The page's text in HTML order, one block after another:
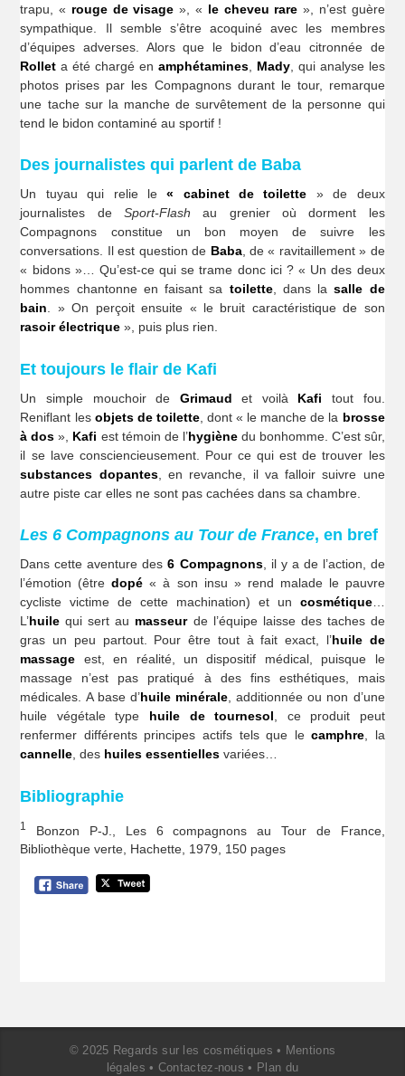
trapu, « rouge de visage », « le cheveu rare », n’est guère
sympathique. Il semble s’être acoquiné avec les membres
d’équipes adverses. Alors que le bidon d’eau citronnée de
Rollet a été chargé en amphétamines, Mady, qui analyse les
photos prises par les Compagnons durant le tour, remarque
une tache sur la manche de survêtement de la personne qui
tend le bidon contaminé au sportif !
Des journalistes qui parlent de Baba
Un tuyau qui relie le« cabinet de toilette » de deux
journalistes deSport-Flash au grenier où dorment les
Compagnons constitue un bon moyen de suivre les
conversations. Il est question de Baba, de « ravitaillement » de
« bidons »… Qu’est-ce qui se trame donc ici ? « Un des deux
hommes chantonne en faisant sa toilette, dans lasalle de
bain. » On perçoit ensuite « le bruit caractéristique de son
rasoir électrique », puis plus rien.
Et toujours le flair de Kafi
Un simple mouchoir de Grimaud et voilà Kafi tout fou.
Reniflant les objets de toilette, dont « le manche de la brosse
à dos », Kafi est témoin de l’hygiènedu bonhomme. C’est sûr,
il se lave consciencieusement. Pour ce qui est de trouver les
substances dopantes, en revanche, il va falloir suivre une
autre piste car elles ne sont pas cachées dans sa chambre.
Les 6 Compagnons au Tour de France, en bref
Dans cette aventure des6 Compagnons, il y a de l’action, de
l’émotion (êtredopé « à son insu » rend malade le pauvre
cycliste victime de cette machination) et un cosmétique…
L’huile qui sert au masseur de l’équipe laisse des taches de
gras un peu partout. Pour être tout à fait exact, l’huile de
massage est, en réalité, un dispositif médical, puisque le
massage n’est pas pratiqué à des fins esthétiques, mais
médicales. A base d’huile minérale , additionnée ou non d’une
huile végétale type huile de tournesol , ce produit peut
renfermer différents principes actifs tels que lecamphre , la
cannelle , des huiles essentielles variées…
Bibliographie
1
Bonzon P-J., Les 6 compagnons au Tour de France,
Bibliothèque verte, Hachette, 1979, 150 pages
© 2025 Regards sur les cosmétiques • Mentions
légales • Contactez-nous • Plan du